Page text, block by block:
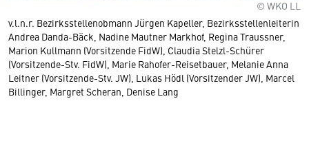
© WKO LL
v.l.n.r. Bezirksstellenobmann Jürgen Kapeller, Bezirksstellenleiterin
Andrea Danda-Bäck, Nadine Mautner Markhof, Regina Traussner,
Marion Kullmann (Vorsitzende FidW), Claudia Stelzl-Schürer
(Vorsitzende-Stv. FidW), Marie Rahofer-Reisetbauer, Melanie Anna
Leitner (Vorsitzende-Stv. JW), Lukas Hödl (Vorsitzender JW), Marcel
Billinger, Margret Scheran, Denise Lang